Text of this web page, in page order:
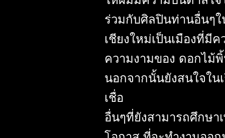
ร่วมกับศิลปินท่านอื่นๆใ
เชียงใหม่เป็นเมืองที่มี
ความงามของ ดอกไม้
นอกจากนั้นยังสนใจใน
เชื่อ
อื่นๆที่ยังสามารถศึกษา